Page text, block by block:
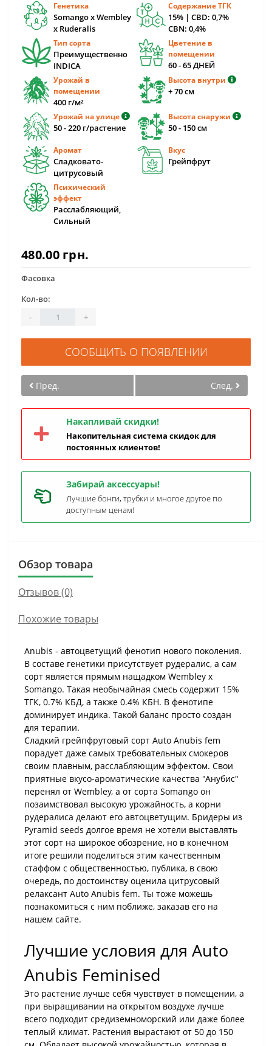
Генетика
Somango x Wembley
x Ruderalis
Содержание ТГК
15% | CBD: 0,7%
CBN: 0,4%
Тип сорта
Преимущественно
INDICA
Цветение в
помещении
60 - 65 ДНЕЙ
Урожай в
помещении
400 г/м²
Высота внутри
+ 70 см
Урожай на улице
50 - 220 г/растение
Высота снаружи
50 - 150 см
Аромат
Сладковато-
цитрусовый
Вкус
Грейпфрут
Психический
эффект
Расслабляющий,
Сильный
480.00 грн.
Фасовка
Кол-во:
-
+
СООБЩИТЬ О ПОЯВЛЕНИИ
Пред. След.
Накапливай скидки!
Накопительная система скидок для
постоянных клиентов!
Забирай аксессуары!
Лучшие бонги, трубки и многое другое по
доступным ценам!
Обзор товара
Отзывов (0)
Похожие товары
Anubis - автоцветущий фенотип нового поколения.
В составе генетики присутствует рудералис, а сам
сорт является прямым нащадком Wembley x
Somango. Такая необычайная смесь содержит 15%
ТГК, 0.7% КБД, а также 0.4% КБН. В фенотипе
доминирует индика. Такой баланс просто создан
для терапии.
Сладкий грейпфрутовый сорт Auto Anubis fem
порадует даже самых требовательных смокеров
своим плавным, расслабляющим эффектом. Свои
приятные вкусо-ароматические качества "Анубис"
перенял от Wembley, а от сорта Somango он
позаимствовал высокую урожайность, а корни
рудералиса делают его автоцветущим. Бридеры из
Pyramid seeds долгое время не хотели выставлять
этот сорт на широкое обозрение, но в конечном
итоге решили поделиться этим качественным
стаффом с общественностью, публика, в свою
очередь, по достоинству оценила цитрусовый
релаксант Auto Anubis fem. Ты тоже можешь
познакомиться с ним поближе, заказав его на
нашем сайте.
Лучшие условия для Auto
Anubis Feminised
Это растение лучше себя чувствует в помещении, а
при выращивании на открытом воздухе лучше
всего подходит средиземноморский или даже более
теплый климат. Растения вырастают от 50 до 150